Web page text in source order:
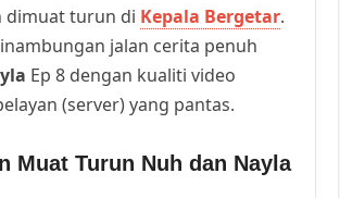
dimuat turun di Kepala Bergetar.
jalan cerita penuh
Ep 8 dengan kualiti video
(server) yang pantas.
Muat Turun Nuh dan Nayla